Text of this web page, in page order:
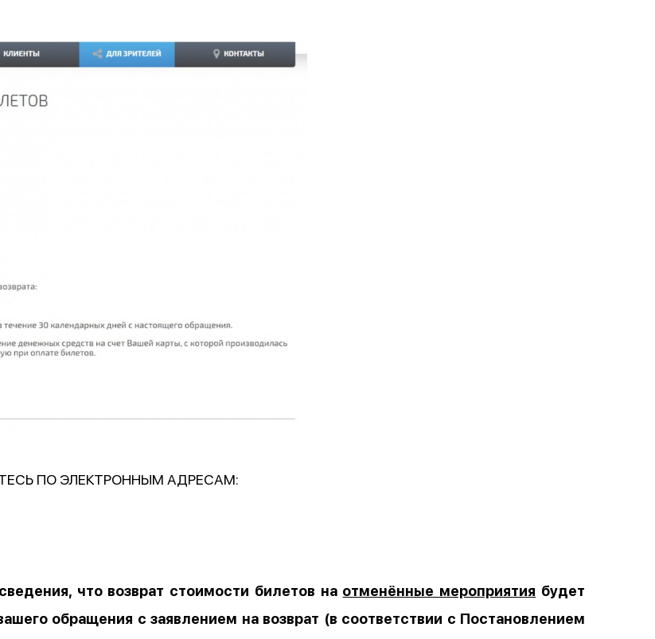
ПО ЭЛЕКТРОННЫМ АДРЕСАМ:
что возврат стоимости билетов на отменённые мероприятия будет
обращения с заявлением на возврат (в соответствии с Постановлением